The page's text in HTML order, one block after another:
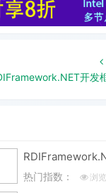
开发框架
热门指数：
浏